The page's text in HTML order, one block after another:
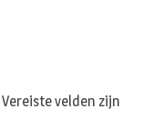
Vereiste velden zijn